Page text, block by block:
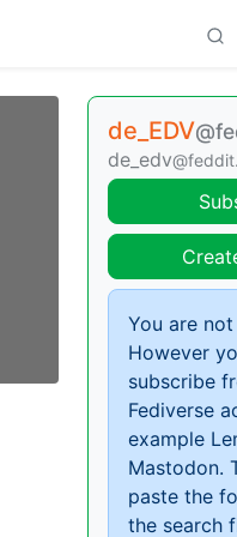
de_EDV
de_edv
You are
However
subscribe
Fediverse
example
Mastodon.
paste the
the search